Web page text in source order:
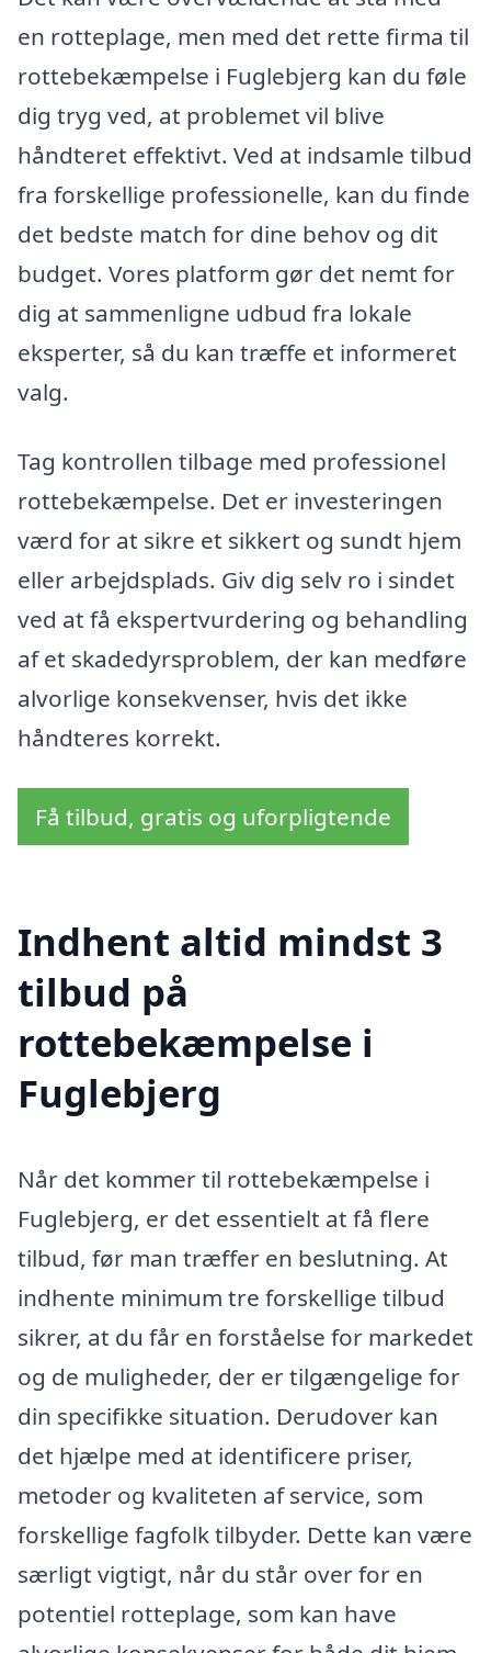
en rotteplage, men med det rette firma til
rottebekæmpelse i Fuglebjerg kan du føle
dig tryg ved, at problemet vil blive
håndteret effektivt. Ved at indsamle tilbud
fra forskellige professionelle, kan du finde
det bedste match for dine behov og dit
budget. Vores platform gør det nemt for
dig at sammenligne udbud fra lokale
eksperter, så du kan træffe et informeret
valg.
Tag kontrollen tilbage med professionel
rottebekæmpelse. Det er investeringen
værd for at sikre et sikkert og sundt hjem
eller arbejdsplads. Giv dig selv ro i sindet
ved at få ekspertvurdering og behandling
af et skadedyrsproblem, der kan medføre
alvorlige konsekvenser, hvis det ikke
håndteres korrekt.
Få tilbud, gratis og uforpligtende
Indhent altid mindst 3
tilbud på
rottebekæmpelse i
Fuglebjerg
Når det kommer til rottebekæmpelse i
Fuglebjerg, er det essentielt at få flere
tilbud, før man træffer en beslutning. At
indhente minimum tre forskellige tilbud
sikrer, at du får en forståelse for markedet
og de muligheder, der er tilgængelige for
din specifikke situation. Derudover kan
det hjælpe med at identificere priser,
metoder og kvaliteten af service, som
forskellige fagfolk tilbyder. Dette kan være
særligt vigtigt, når du står over for en
potentiel rotteplage, som kan have